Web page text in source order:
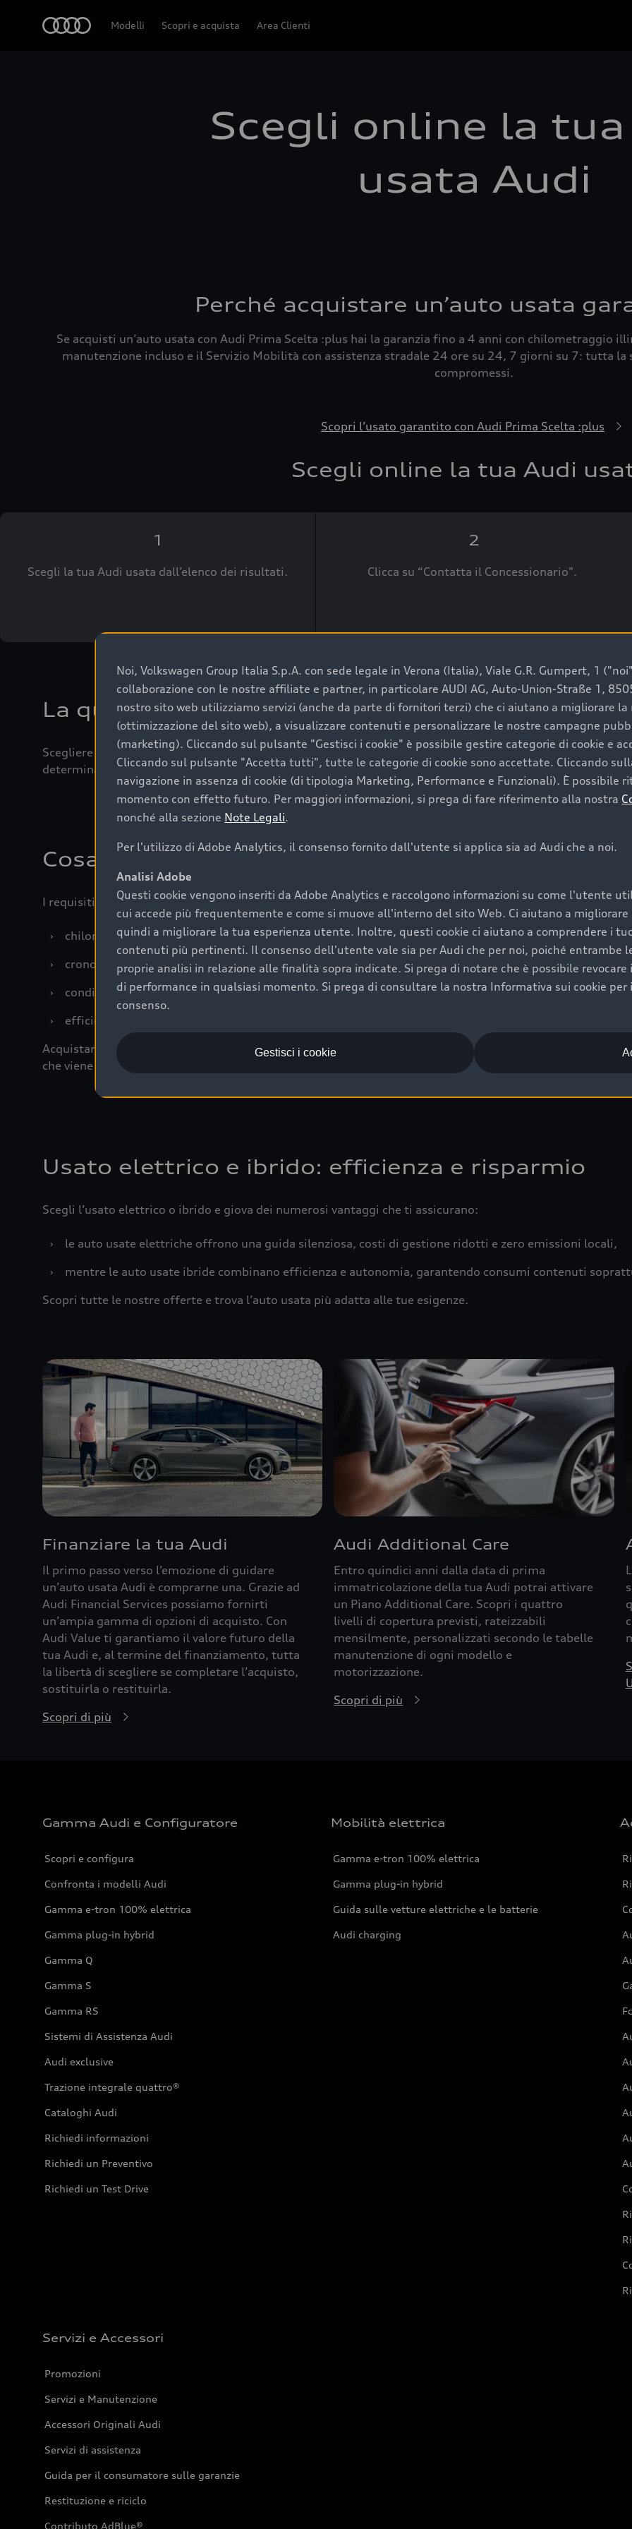
Modelli Scopri e acquista Area Clienti
Scegli online la
usata Audi
Perché acquistare un’auto usata
Se acquisti un’auto usata con Audi Prima Scelta :plus hai la garanzia fino a 4 anni con chilometraggio
manutenzione incluso e il Servizio Mobilità con assistenza stradale 24 ore su 24, 7 giorni su 7: tutta la
compromessi.
Scopri l’usato garantito con Audi Prima Scelta :plus
Scegli online la tua Audi
1
Scegli la tua Audi usata dall’elenco dei risultati.
2
Clicca su “Contatta il Concessionario".
La qualità di acquistare un’auto usata Audi
Scegliere un’auto usata è una decisione che coniuga convenienza, affidabilità e sostenibilità. Per fare un
determinanti come la garanzia inclusa e l’affidabilità del marchio. Audi offre l’auto usata perfetta tramite
Cosa sapere prima di acquistare la tua prossima
I requisiti fondamentali da considerare prima di acquistare un’auto usata, oltre al prezzo e all'aspetto,
›
chilometraggio: un valore contenuto corrisponde a uno stato migliore del veicolo e a una maggiore
›
cronologia dei tagliandi: una documentazione completa della vettura certifica una manutenzione
›
condizioni della carrozzeria e degli interni: una buona conservazione evidenzia cura e attenzione del
›
efficienza meccanica: motore, trasmissione e componenti principali in ottimo stato garantiscono
Acquistare un’auto usata in una Concessionaria ufficiale Audi che offre l’usato garantito tramite Audi
che viene sottoposto a 110 controlli approfonditi e coperto da garanzia fino a 4 anni per una maggiore
Usato elettrico e ibrido: efficienza e risparmio
Scegli l’usato elettrico o ibrido e giova dei numerosi vantaggi che ti assicurano:
›
le auto usate elettriche offrono una guida silenziosa, costi di gestione ridotti e zero emissioni locali,
›
mentre le auto usate ibride combinano efficienza e autonomia, garantendo consumi contenuti
Scopri tutte le nostre offerte e trova l’auto usata più adatta alle tue esigenze.
Finanziare la tua Audi
Il primo passo verso l’emozione di guidare
un’auto usata Audi è comprarne una. Grazie ad
Audi Financial Services possiamo fornirti
un’ampia gamma di opzioni di acquisto. Con
Audi Value ti garantiamo il valore futuro della
tua Audi e, al termine del finanziamento, tutta
la libertà di scegliere se completare l’acquisto,
sostituirla o restituirla.
Scopri di più
Audi Additional Care
Entro quindici anni dalla data di prima
immatricolazione della tua Audi potrai attivare
un Piano Additional Care. Scopri i quattro
livelli di copertura previsti, rateizzabili
mensilmente, personalizzati secondo le tabelle
manutenzione di ogni modello e
motorizzazione.
Scopri di più
Gamma Audi e Configuratore
Scopri e configura
Confronta i modelli Audi
Gamma e-tron 100% elettrica
Gamma plug-in hybrid
Gamma Q
Gamma S
Gamma RS
Sistemi di Assistenza Audi
Audi exclusive
Trazione integrale quattro®
Cataloghi Audi
Richiedi informazioni
Richiedi un Preventivo
Richiedi un Test Drive
Mobilità elettrica
Gamma e-tron 100% elettrica
Gamma plug-in hybrid
Guida sulle vetture elettriche e le batterie
Audi charging
Servizi e Accessori
Promozioni
Servizi e Manutenzione
Accessori Originali Audi
Servizi di assistenza
Guida per il consumatore sulle garanzie
Restituzione e riciclo
Contributo AdBlue®
Noi, Volkswagen Group Italia S.p.A. con sede legale in Verona (Italia), Viale G.R. Gumpert, 1
collaborazione con le nostre affiliate e partner, in particolare AUDI AG, Auto-Union-Straße 1,
nostro sito web utilizziamo servizi (anche da parte di fornitori terzi) che ci aiutano a migliorare la
(ottimizzazione del sito web), a visualizzare contenuti e personalizzare le nostre campagne
(marketing). Cliccando sul pulsante "Gestisci i cookie" è possibile gestire categorie di cookie e
Cliccando sul pulsante "Accetta tutti", tutte le categorie di cookie sono accettate. Cliccando
navigazione in assenza di cookie (di tipologia Marketing, Performance e Funzionali). È possibile
momento con effetto futuro. Per maggiori informazioni, si prega di fare riferimento alla nostra
nonché alla sezione Note Legali.
Per l'utilizzo di Adobe Analytics, il consenso fornito dall'utente si applica sia ad Audi che a noi.
Analisi Adobe
Questi cookie vengono inseriti da Adobe Analytics e raccolgono informazioni su come l'utente
cui accede più frequentemente e come si muove all'interno del sito Web. Ci aiutano a
quindi a migliorare la tua esperienza utente. Inoltre, questi cookie ci aiutano a comprendere i
contenuti più pertinenti. Il consenso dell'utente vale sia per Audi che per noi, poiché entrambe
proprie analisi in relazione alle finalità sopra indicate. Si prega di notare che è possibile
di performance in qualsiasi momento. Si prega di consultare la nostra Informativa sui cookie per
consenso.
Gestisci i cookie